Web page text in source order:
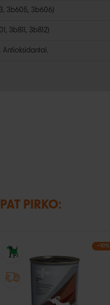
3b605, 3b606)
3b811, 3b812)
Antioksidantai.
PIRKO:
−10%